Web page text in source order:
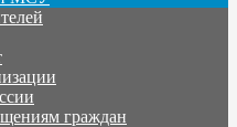
граждан